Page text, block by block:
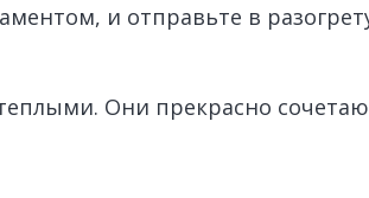
и отправьте в
Они прекрасно